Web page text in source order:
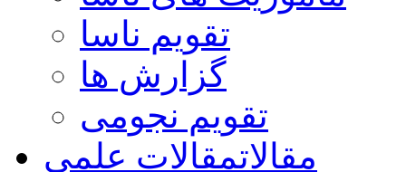
تقویم ناسا
گزارش ها
تقویم نجومی
مقالاتمقالات علمی